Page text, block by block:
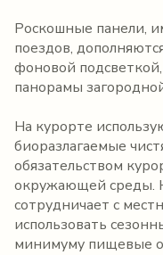
Роскошные панели,
поездов,
фоновой
панорамы
На курорте
биоразлагаемые
обязательством
окружающей среды.
сотрудничает с
использовать
минимуму пищевые